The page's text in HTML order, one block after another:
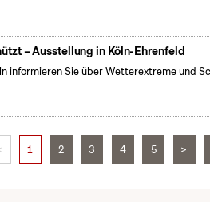
– Ausstellung in Köln-Ehrenfeld
informieren Sie über Wetterextreme und
1 2 3 4 5 >